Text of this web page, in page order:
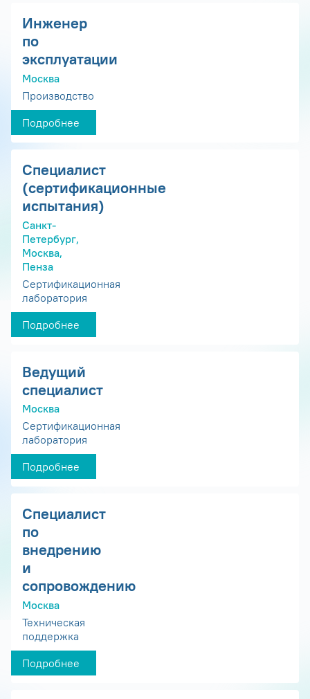
Инженер
по
эксплуатации
Москва
Производство
Подробнее
Специалист
(сертификационные
испытания)
Санкт-
Петербург,
Москва,
Пенза
Сертификационная
лаборатория
Подробнее
Ведущий
специалист
Москва
Сертификационная
лаборатория
Подробнее
Специалист
по
внедрению
и
сопровождению
Москва
Техническая
поддержка
Подробнее